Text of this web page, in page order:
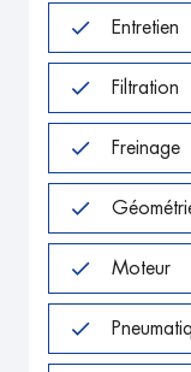
Entretien
Filtration
Freinage
Moteur